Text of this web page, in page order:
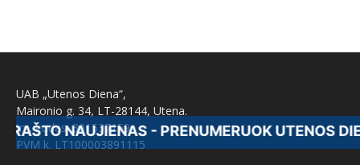
UAB „Utenos Diena“,
Maironio g. 34, LT-28144, Utena.
Įm. kodas: 301537159
PVM k. LT100003891115
- PRENUMERUOK UTENOS DIENĄ